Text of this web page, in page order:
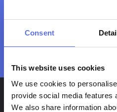
Consent
This website uses cookies
We use cookies to
provide social media features
We also share information
Wil je met meerdere